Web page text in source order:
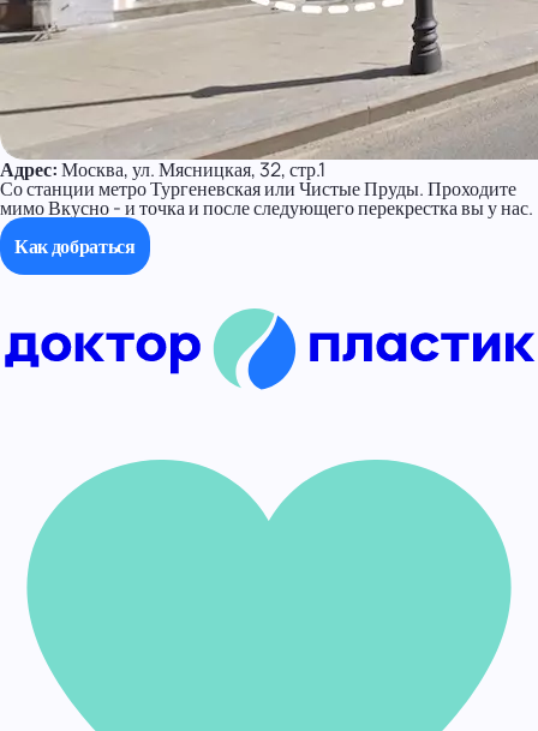
Адрес:Москва, ул. Мясницкая, 32, стр.1
Со станции метро Тургеневская или Чистые Пруды. Проходите
мимо Вкусно - и точка и после следующего перекрестка вы у нас.
Как добраться